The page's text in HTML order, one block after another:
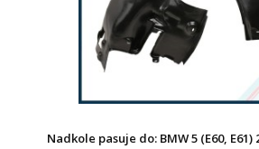
Nadkole pasuje do: BMW 5 (E60, E61)